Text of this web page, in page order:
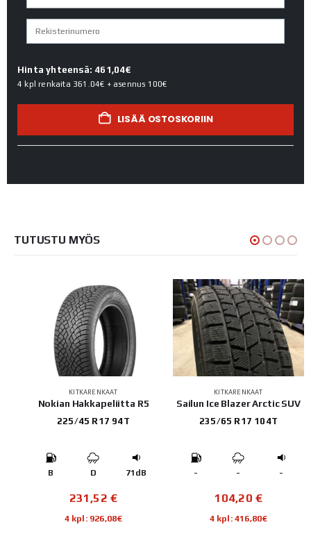
Hinta yhteensä: 461,04€
4 kpl renkaita 361.04€ + asennus 100€
LISÄÄ OSTOSKORIIN
TUTUSTU MYÖS
KITKARENKAAT
Nokian Hakkapeliitta R5
225/45 R17 94T
B D 71dB
231,52€
4 kpl: 926,08€
KITKARENKAAT
Sailun Ice Blazer Arctic SUV
235/65 R17 104T
- - -
104,20€
4 kpl: 416,80€